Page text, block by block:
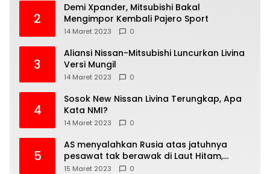
2
Demi Xpander, Mitsubishi Bakal
Mengimpor Kembali Pajero Sport
14 Maret 2023 0
3
Aliansi Nissan-Mitsubishi Luncurkan Livina
Versi Mungil
14 Maret 2023 0
4
Sosok New Nissan Livina Terungkap, Apa
Kata NMI?
14 Maret 2023 0
5
AS menyalahkan Rusia atas jatuhnya
pesawat tak berawak di Laut Hitam,
Moskow menyangkal
15 Maret 2023 0